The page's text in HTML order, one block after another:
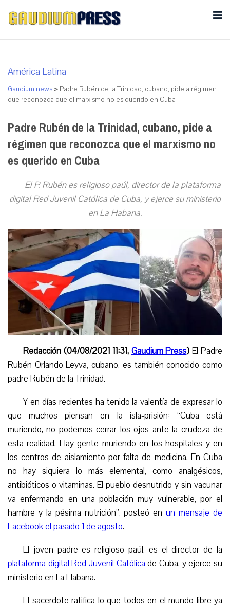
América Latina
Gaudium news > Padre Rubén de la Trinidad, cubano, pide a régimen
que reconozca que el marxismo no es querido en Cuba
Padre Rubén de la Trinidad, cubano, pide a
régimen que reconozca que el marxismo no
es querido en Cuba
El P. Rubén es religioso paúl, director de la plataforma
digital Red Juvenil Católica de Cuba, y ejerce su ministerio
en La Habana.
Redacción (04/08/2021 11:31, Gaudium Press) El Padre
Rubén Orlando Leyva, cubano, es también conocido como
padre Rubén de la Trinidad.
Y en días recientes ha tenido la valentía de expresar lo
que muchos piensan en la isla-prisión: “Cuba está
muriendo, no podemos cerrar los ojos ante la crudeza de
esta realidad. Hay gente muriendo en los hospitales y en
los centros de aislamiento por falta de medicina. En Cuba
no hay siquiera lo más elemental, como analgésicos,
antibióticos o vitaminas. El pueblo desnutrido y sin vacunar
va enfermando en una población muy vulnerable, por el
hambre y la pésima nutrición”, posteó enun mensaje de
Facebook el pasado 1 de agosto.
El joven padre es religioso paúl, es el director de la
plataforma digital Red Juvenil Católica de Cuba, y ejerce su
ministerio en La Habana.
El sacerdote ratifica lo que todos en el mundo libre ya